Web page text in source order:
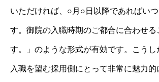
いただければ、○月○日以降であればい
す。御院の入職時期のご都合に合わせる
す。」のような形式が有効です。こうし
入職を望む採用側にとって非常に魅力